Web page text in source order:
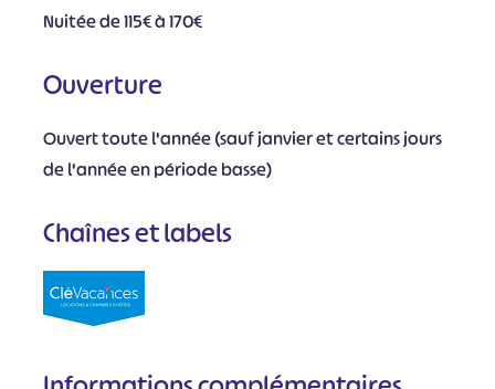
Nuitée de 115€ à 170€
Ouverture
Ouvert toute l'année (sauf janvier et certains jours
de l'année en période basse)
Chaînes et labels